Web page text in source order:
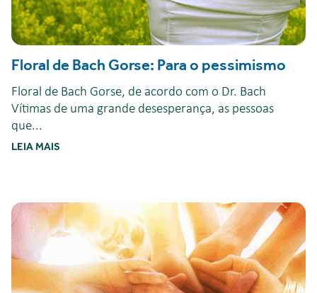
Floral de Bach Gorse: Para o pessimismo
Floral de Bach Gorse, de acordo com o Dr. Bach
Vítimas de uma grande desesperança, as pessoas
que...
LEIA MAIS